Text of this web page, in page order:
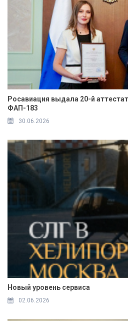
Росавиация выдала 20-й
ФАП-183
30.06.2026
Новый уровень сервиса
02.06.2026